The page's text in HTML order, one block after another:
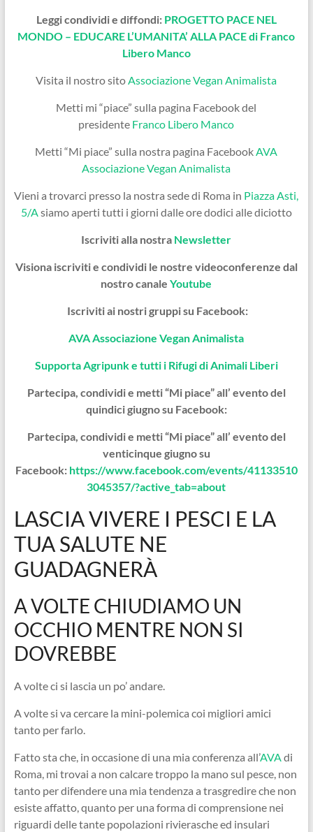
Leggi condividi e diffondi: PROGETTO PACE NEL
MONDO – EDUCARE L’UMANITA’ ALLA PACE di Franco
Libero Manco
Visita il nostro sitoAssociazione Vegan Animalista
Metti mi “piace” sulla pagina Facebook del
presidente Franco Libero Manco
Metti “Mi piace” sulla nostra pagina FacebookAVA
Associazione Vegan Animalista
Vieni a trovarci presso la nostra sede di Roma in Piazza Asti,
5/Asiamo aperti tutti i giorni dalle ore dodici alle diciotto
Iscriviti alla nostra Newsletter
Visiona iscriviti e condividi le nostre videoconferenze dal
nostro canaleYoutube
Iscriviti ai nostri gruppi su Facebook:
AVA Associazione Vegan Animalista
Supporta Agripunk e tutti i Rifugi di Animali Liberi
Partecipa, condividi e metti “Mi piace” all’ evento del
quindici giugno su Facebook:
Partecipa, condividi e metti “Mi piace” all’ evento del
venticinque giugno su
Facebook: https://www.facebook.com/events/41133510
3045357/?active_tab=about
LASCIA VIVERE I PESCI E LA
TUA SALUTE NE
GUADAGNERÀ
A VOLTE CHIUDIAMO UN
OCCHIO MENTRE NON SI
DOVREBBE
A volte ci si lascia un po’ andare.
A volte si va cercare la mini-polemica coi migliori amici
tanto per farlo.
Fatto sta che, in occasione di una mia conferenza all’AVAdi
Roma, mi trovai a non calcare troppo la mano sul pesce, non
tanto per difendere una mia tendenza a trasgredire che non
esiste affatto, quanto per una forma di comprensione nei
riguardi delle tante popolazioni rivierasche ed insulari